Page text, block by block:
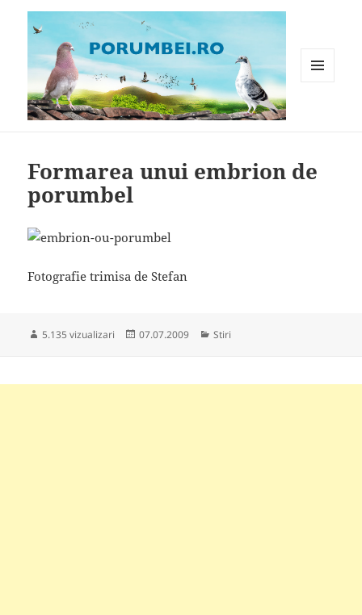
Formarea unui embrion de
porumbel
Fotografie trimisa de Stefan
5.135 vizualizari
Publicat
07.07.2009 Categorii
Stiri